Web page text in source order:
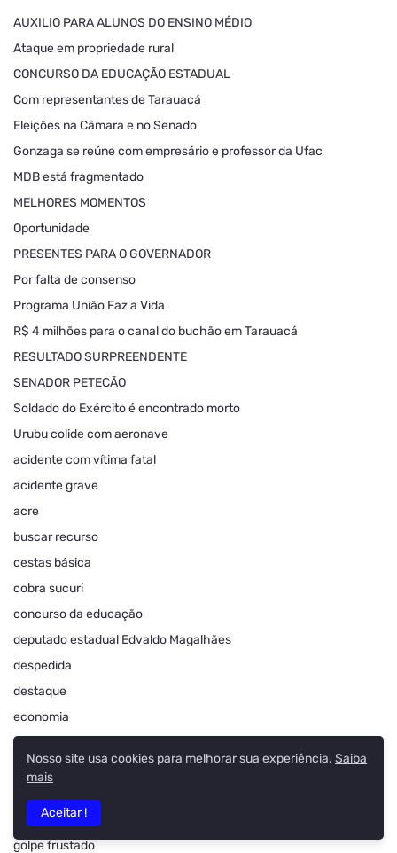
AUXILIO PARA ALUNOS DO ENSINO MÉDIO
Ataque em propriedade rural
CONCURSO DA EDUCAÇÃO ESTADUAL
Com representantes de Tarauacá
Eleições na Câmara e no Senado
Gonzaga se reúne com empresário e professor da Ufac
MDB está fragmentado
MELHORES MOMENTOS
Oportunidade
PRESENTES PARA O GOVERNADOR
Por falta de consenso
Programa União Faz a Vida
R$ 4 milhões para o canal do buchão em Tarauacá
RESULTADO SURPREENDENTE
SENADOR PETECÃO
Soldado do Exército é encontrado morto
Urubu colide com aeronave
acidente com vítima fatal
acidente grave
acre
buscar recurso
cestas básica
cobra sucuri
concurso da educação
deputado estadual Edvaldo Magalhães
despedida
destaque
economia
educação
futebol
golpe frustado
Nosso site usa cookies para melhorar sua experiência. Saiba
mais
Aceitar !